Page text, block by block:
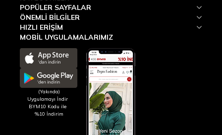
POPÜLER SAYFALAR
ÖNEMLI BILGILER
HIZLI ERIŞIM
MOBİL UYGULAMALARIMIZ
(Yakında)
Uygulamayı İndir
BYM10 Kodu ile
%10 İndirim